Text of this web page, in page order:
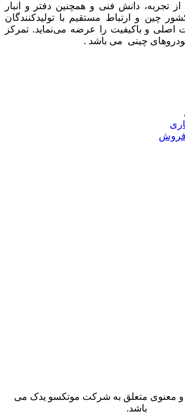
از تجربه، دانش فنی و همچنین دفتر و انبار
چین و ارتباط مستقیم با تولیدکنندگان
اصلی و باکیفیت را عرضه می‌نماید. تمرکز
چینی می باشد .
فروش
معنوی متعلق به شرکت موتکسو یدک می
باشد.